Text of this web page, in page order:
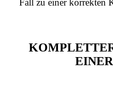
Fall zu einer korrekten